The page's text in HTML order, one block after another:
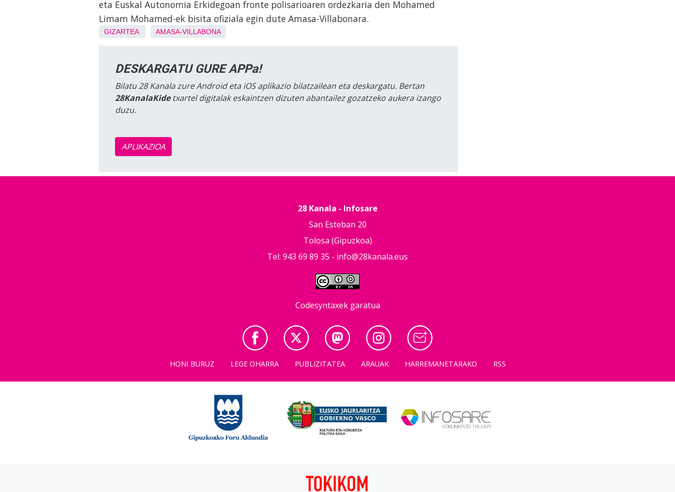
eta Euskal Autonomia Erkidegoan fronte polisarioaren ordezkaria den Mohamed
Limam Mohamed-ek bisita ofiziala egin dute Amasa-Villabonara.
GIZARTEA AMASA-VILLABONA
DESKARGATU GURE APPa!
Bilatu 28 Kanala zure Android eta iOS aplikazio bilatzailean eta deskargatu. Bertan
28KanalaKidetxartel digitalak eskaintzen dizuten abantailez gozatzeko aukera izango
duzu.
APLIKAZIOA
28 Kanala - Infosare
San Esteban 20
Tolosa (Gipuzkoa)
Tel: 943 69 89 35 - info@28kanala.eus
Codesyntaxek garatua
HONI BURUZ LEGE OHARRA PUBLIZITATEA ARAUAK HARREMANETARAKO RSS